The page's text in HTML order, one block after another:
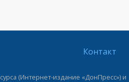
Контакт
(Интернет-издание «ДонПресс») и